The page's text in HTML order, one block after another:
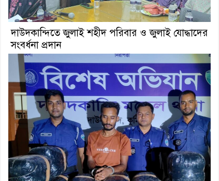
দাউদকান্দিতে জুলাই শহীদ পরিবার ও জুলাই যোদ্ধাদের
সংবর্ধনা প্রদান